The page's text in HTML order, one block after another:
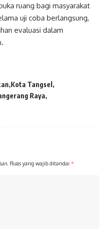
ruang bagi masyarakat
uji coba berlangsung,
evaluasi dalam
Kota Tangsel
Raya
Ruas yang wajib ditandai *